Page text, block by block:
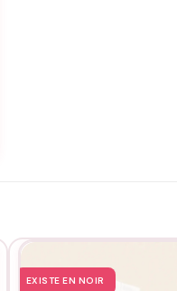
de personnalisation
EXISTE EN NOIR